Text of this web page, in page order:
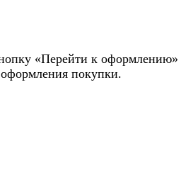
«Перейти к оформлению»
оформления покупки.